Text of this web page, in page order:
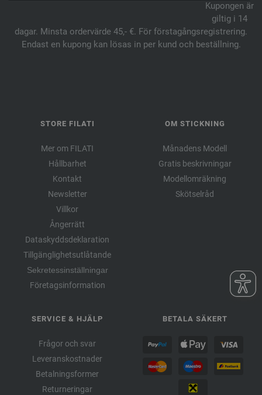
Kupongen är
giltig i 14
dagar. Minsta ordervärde 45,- €. För förstagångsregistrering.
Endast en kupong kan lösas in per kund och beställning.
STORE FILATI
Mer om FILATI
Hållbarhet
Kontakt
Newsletter
Villkor
Ångerrätt
Dataskyddsdeklaration
Tillgänglighetsutlåtande
Sekretessinställningar
Företagsinformation
OM STICKNING
Månadens Modell
Gratis beskrivningar
Modellomräkning
Skötselråd
SERVICE & HJÄLP
Frågor och svar
Leveranskostnader
Betalningsformer
Returneringar
BETALA SÄKERT